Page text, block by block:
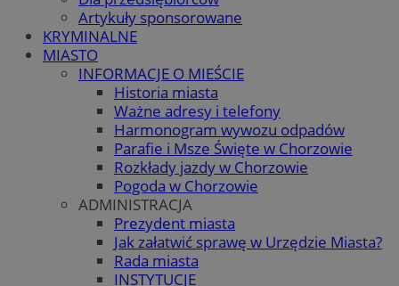
Artykuły sponsorowane
KRYMINALNE
MIASTO
INFORMACJE O MIEŚCIE
Historia miasta
Ważne adresy i telefony
Harmonogram wywozu odpadów
Parafie i Msze Święte w Chorzowie
Rozkłady jazdy w Chorzowie
Pogoda w Chorzowie
ADMINISTRACJA
Prezydent miasta
Jak załatwić sprawę w Urzędzie Miasta?
Rada miasta
INSTYTUCJE